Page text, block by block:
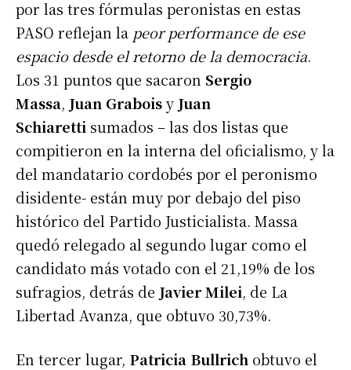
por las tres fórmulas peronistas en estas
PASO reflejan la peor performance de ese
espacio desde el retorno de la democracia.
Los 31 puntos que sacaron Sergio
Massa, Juan Graboisy Juan
Schiaretti sumados – las dos listas que
compitieron en la interna del oficialismo, y la
del mandatario cordobés por el peronismo
disidente- están muy por debajo del piso
histórico del Partido Justicialista. Massa
quedó relegado al segundo lugar como el
candidato más votado con el 21,19% de los
sufragios, detrás de Javier Milei, de La
Libertad Avanza, que obtuvo 30,73%.
En tercer lugar, Patricia Bullrich obtuvo el